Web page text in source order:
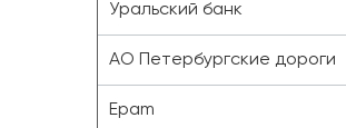
Уральский банк
АО Петербургские дороги
Epam